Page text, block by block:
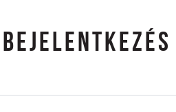
BEJELENTKEZÉS